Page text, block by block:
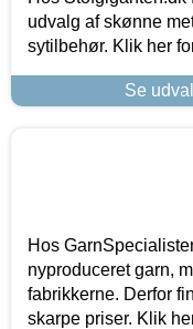
udvalg af skønne
sytilbehør. Klik her
Se
Hos
nyproduceret garn,
fabrikkerne. Derfor
skarpe priser. Klik